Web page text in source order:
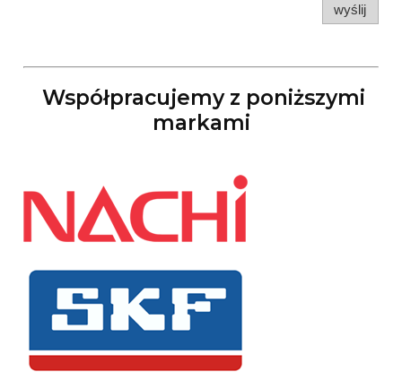
wyślij
Współpracujemy z poniższymi
markami